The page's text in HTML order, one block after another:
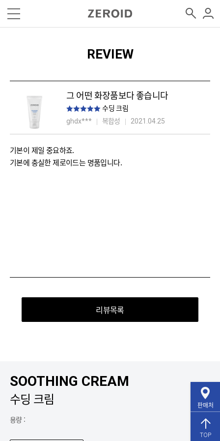
REVIEW
그 어떤 화장품보다 좋습니다
수딩 크림
ghdx*** 복합성 2021.04.25
기본이 제일 중요하죠.
기본에 충실한 제로이드는 명품입니다.
리뷰목록
SOOTHING CREAM
수딩 크림
용량 :
판매처
TOP